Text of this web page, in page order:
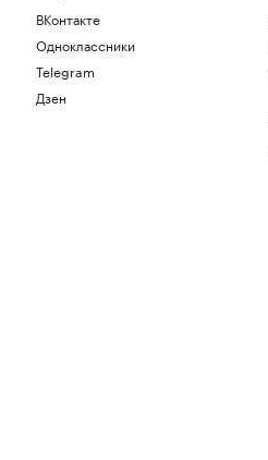
ВКонтакте
Одноклассники
Telegram
Дзен